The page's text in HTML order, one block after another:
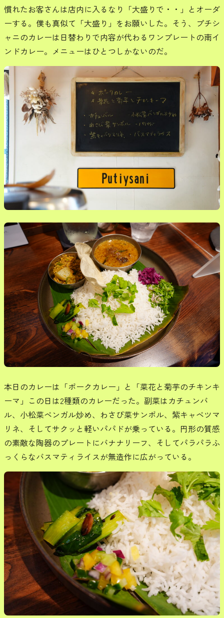
慣れたお客さんは店内に入るなり「大盛りで・・」とオーダ
ーする。僕も真似て「大盛り」をお願いした。そう、プチシ
ャニのカレーは日替わりで内容が代わるワンプレートの南イ
ンドカレー。メニューはひとつしかないのだ。
本日のカレーは「ポークカレー」と「菜花と菊芋のチキンキ
ーマ」この日は2種類のカレーだった。副菜はカチュンバ
ル、小松菜ベンガル炒め、わさび菜サンボル、紫キャベツマ
リネ、そしてサクッと軽いパパドが乗っている。円形の質感
の素敵な陶器のプレートにバナナリーフ、そしてパラパラふ
っくらなバスマティライスが無造作に広がっている。